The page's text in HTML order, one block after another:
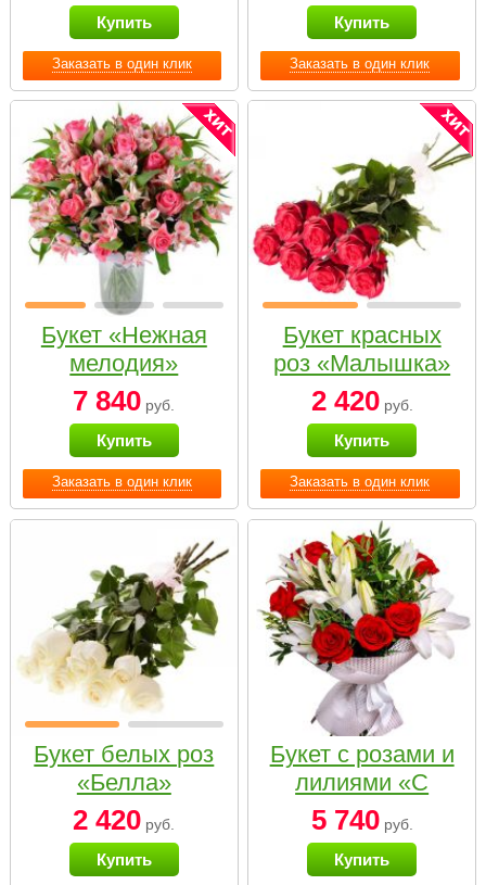
Заказать в один клик
Купить
Заказать в один клик
Купить
Заказать в один клик
Букет «Нежная
мелодия»
7 840 руб.
Купить
Заказать в один клик
Букет красных
роз «Малышка»
2 420руб.
Купить
Букет белых роз
«Белла»
2 420 руб.
Купить
Букет с розами и
лилиями «С
наилучшими
пожеланиями»
5 740руб.
Купить